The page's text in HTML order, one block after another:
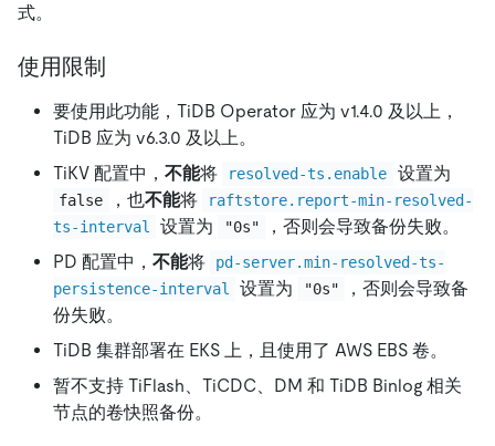
式。
使用限制
要使用此功能，TiDB Operator 应为 v1.4.0 及以上，
TiDB 应为 v6.3.0 及以上。
TiKV 配置中， 不能将 resolved-ts.enable 设置为
false ，也不能将
raftstore.report-min-resolved-
ts-interval
设置为 "0s"
，否则会导致备份失败。
PD 配置中， 不能将
pd-server.min-resolved-ts-
persistence-interval
设置为 "0s"
，否则会导致备
份失败。
TiDB 集群部署在 EKS 上，且使用了 AWS EBS 卷。
暂不支持 TiFlash、TiCDC、DM 和 TiDB Binlog 相关
节点的卷快照备份。